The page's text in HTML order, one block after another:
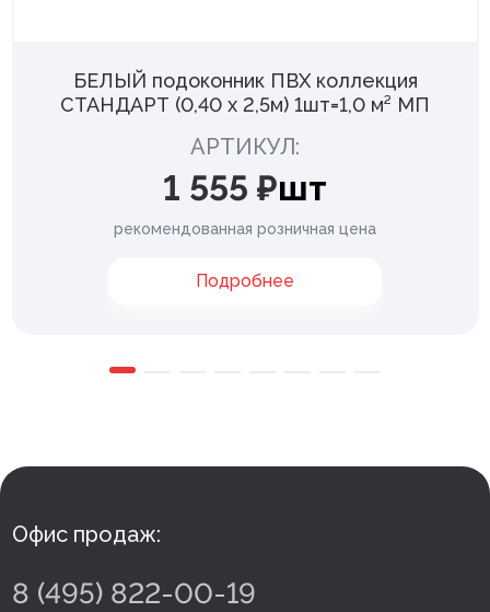
БЕЛЫЙ подоконник ПВХ коллекция
СТАНДАРТ (0,40 х 2,5м) 1шт=1,0 м² МП
АРТИКУЛ:
1 555 ₽шт
рекомендованная розничная цена
Подробнее
Офис продаж:
8 (495) 822-00-19